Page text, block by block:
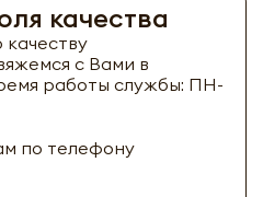
качества
с Вами в
работы службы: ПН-
по телефону